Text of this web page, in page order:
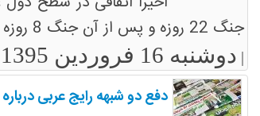
جنگ 22 روزه و پس از آن جنگ 8 روزه و 51 روزه غزه مظلوم که دولتهای عربی در مقابل کشتار بیرحمانه مردم
دوشنبه 16 فروردین 1395
دفع دو شبهه رایج عربی درباره